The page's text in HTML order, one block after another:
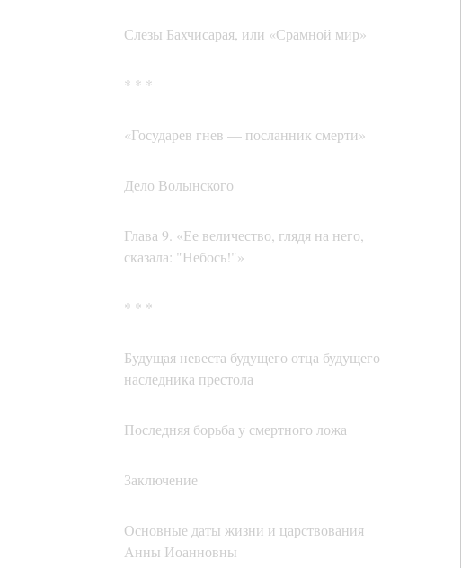
Слезы Бахчисарая, или «Срамной мир»
* * *
«Государев гнев — посланник смерти»
Дело Волынского
Глава 9. «Ее величество, глядя на него,
сказала: "Небось!"»
* * *
Будущая невеста будущего отца будущего
наследника престола
Последняя борьба у смертного ложа
Заключение
Основные даты жизни и царствования
Анны Иоанновны